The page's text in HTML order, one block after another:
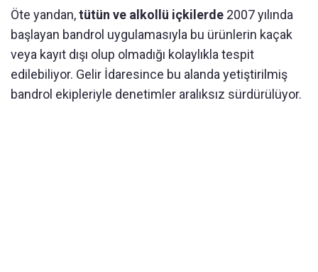
Öte yandan,tütün ve alkollü içkilerde 2007 yılında
başlayan bandrol uygulamasıyla bu ürünlerin kaçak
veya kayıt dışı olup olmadığı kolaylıkla tespit
edilebiliyor. Gelir İdaresince bu alanda yetiştirilmiş
bandrol ekipleriyle denetimler aralıksız sürdürülüyor.